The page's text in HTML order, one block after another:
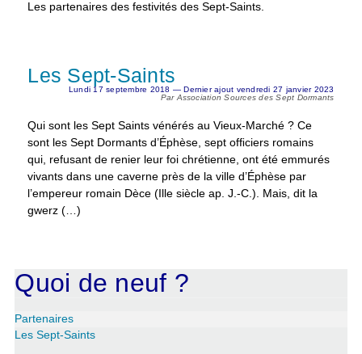
Les partenaires des festivités des Sept-Saints.
Les Sept-Saints
Lundi 17 septembre 2018 — Dernier ajout vendredi 27 janvier 2023
Par Association Sources des Sept Dormants
Qui sont les Sept Saints vénérés au Vieux-Marché ? Ce
sont les Sept Dormants d’Éphèse, sept ofﬁciers romains
qui, refusant de renier leur foi chrétienne, ont été emmurés
vivants dans une caverne près de la ville d’Éphèse par
l’empereur romain Dèce (Ille siècle ap. J.-C.). Mais, dit la
gwerz (…)
Quoi de neuf ?
Partenaires
Les Sept-Saints